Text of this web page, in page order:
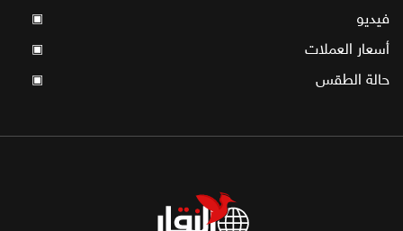
فيديو ▣
أسعار العملات ▣
حالة الطقس ▣